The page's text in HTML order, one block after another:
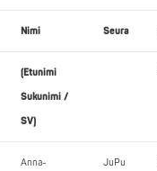
Nimi Seura
(Etunimi
Sukunimi /
SV)
Anna- JuPu